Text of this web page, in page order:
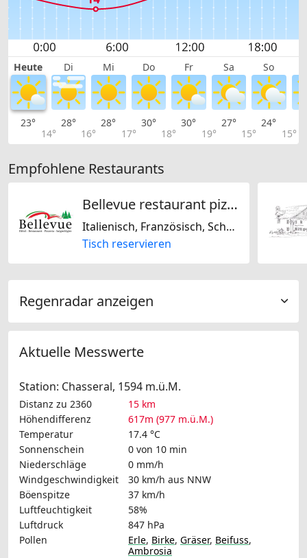
Heute Di Mi Do Fr Sa So
23°
14°
28°
16°
28°
17°
30°
18°
30°
19°
27°
15°
24°
15°
Empfohlene Restaurants
Bellevue restaurant pizzeria
Italienisch, Französisch, Schweizerisch, Glutenfrei, Laktosefrei
Tisch reservieren
Regenradar anzeigen
Aktuelle Messwerte
Station: Chasseral, 1594 m.ü.M.
Distanz zu 2360
15 km
Höhendifferenz
617m (977 m.ü.M.)
Temperatur
17.4 °C
Sonnenschein
0 von 10 min
Niederschläge
0 mm/h
Windgeschwindigkeit
30 km/h aus NNW
Böenspitze
37 km/h
Luftfeuchtigkeit
58%
Luftdruck
847 hPa
Pollen
Erle, Birke, Gräser, Beifuss,
Ambrosia